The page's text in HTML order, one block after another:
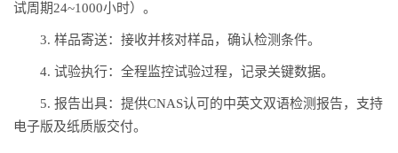
试周期24~1000小时）。
3. 样品寄送：接收并核对样品，确认检测条件。
4. 试验执行：全程监控试验过程，记录关键数据。
5. 报告出具：提供CNAS认可的中英文双语检测报告，支持
电子版及纸质版交付。